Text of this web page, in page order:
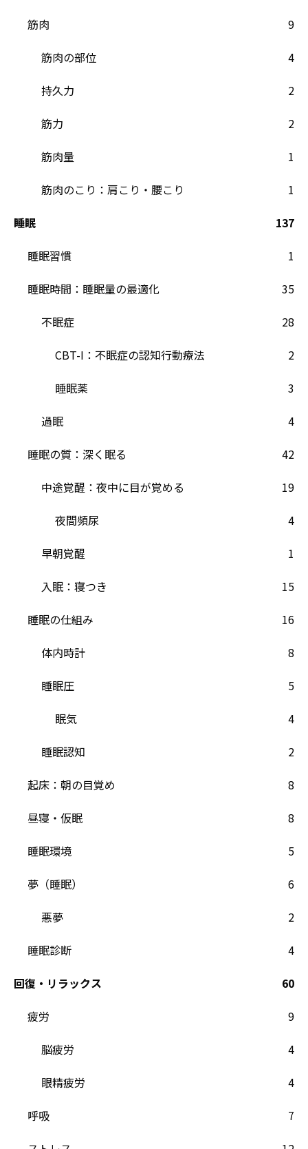
筋肉
9
筋肉の部位
4
持久力
2
筋力
2
筋肉量
1
筋肉のこり：肩こり・腰こり
1
睡眠
137
睡眠習慣
1
睡眠時間：睡眠量の最適化
35
不眠症
28
CBT-I：不眠症の認知行動療法
2
睡眠薬
3
過眠
4
睡眠の質：深く眠る
42
中途覚醒：夜中に目が覚める
19
夜間頻尿
4
早朝覚醒
1
入眠：寝つき
15
睡眠の仕組み
16
体内時計
8
睡眠圧
5
眠気
4
睡眠認知
2
起床：朝の目覚め
8
昼寝・仮眠
8
睡眠環境
5
夢（睡眠）
6
悪夢
2
睡眠診断
4
回復・リラックス
60
疲労
9
脳疲労
4
眼精疲労
4
呼吸
7